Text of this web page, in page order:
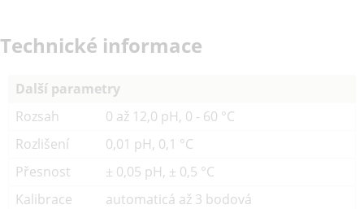
Technické informace
Další parametry
Rozsah
0 až 12,0 pH, 0 - 60 °C
Rozlišení
0,01 pH, 0,1 °C
Přesnost
± 0,05 pH, ± 0,5 °C
Kalibrace
automaticá až 3 bodová